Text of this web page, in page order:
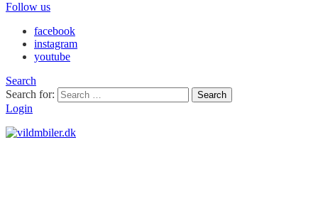
Follow us
facebook
instagram
youtube
Search
Search for:
Search
Login